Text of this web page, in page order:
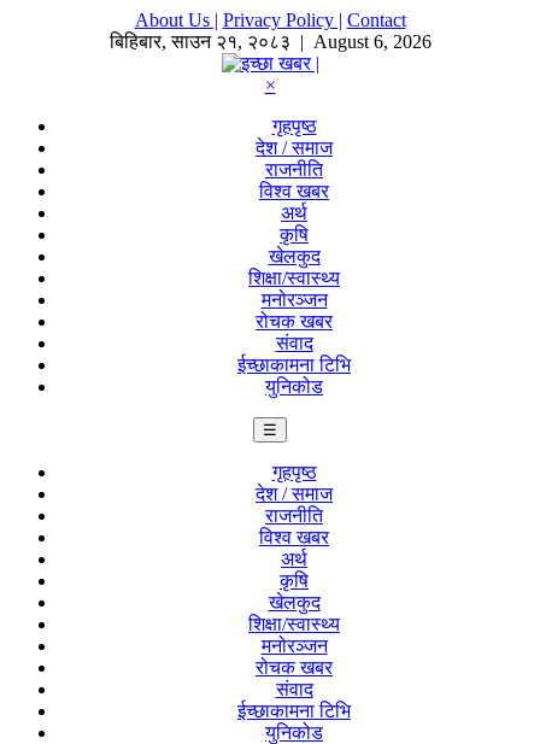
About Us | Privacy Policy | Contact
बिहिबार,साउन २१, २०८३ | August 6, 2026
×
गृहपृष्ठ
देश / समाज
राजनीति
विश्व खबर
अर्थ
कृषि
खेलकुद
शिक्षा/स्वास्थ्य
मनोरञ्जन
रोचक खबर
संवाद
ईच्छाकामना टिभि
युनिकोड
☰
गृहपृष्ठ
देश / समाज
राजनीति
विश्व खबर
अर्थ
कृषि
खेलकुद
शिक्षा/स्वास्थ्य
मनोरञ्जन
रोचक खबर
संवाद
ईच्छाकामना टिभि
युनिकोड